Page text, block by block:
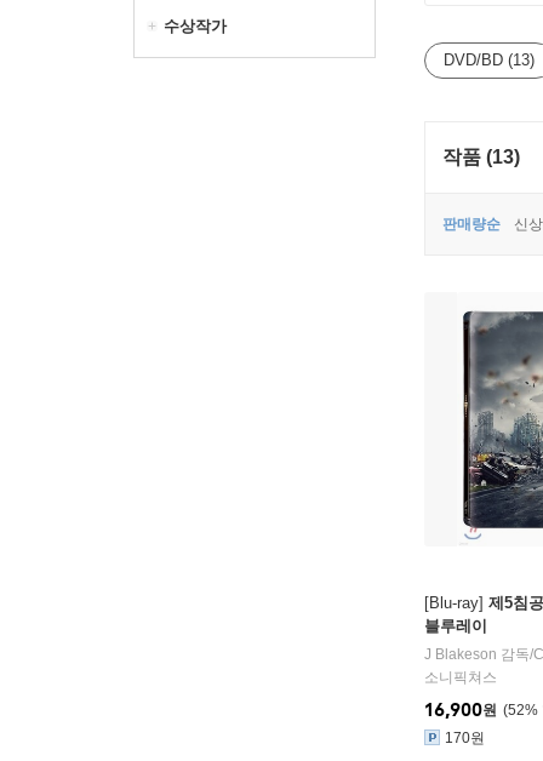
수상작가
DVD/BD (13)
작품 (13)
판매량순 신
[Blu-ray] 제5침
블루레이
J Blakeson 감독/
소니픽쳐스
52%
16,900원
170원